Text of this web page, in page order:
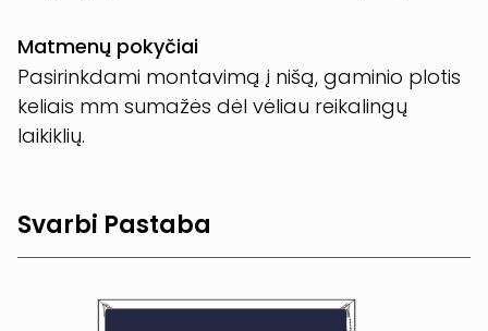
Matmenų pokyčiai
Pasirinkdami montavimą į nišą, gaminio plotis
keliais mm sumažės dėl vėliau reikalingų
laikiklių.
Svarbi Pastaba